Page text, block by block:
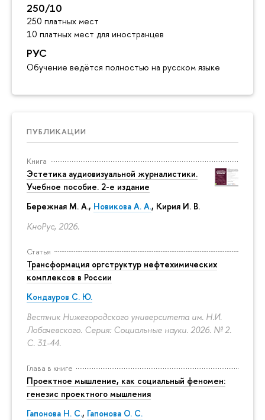
250/10
250 платных мест
10 платных мест для иностранцев
РУС
Обучение ведётся полностью на русском языке
ПУБЛИКАЦИИ
Книга
Эстетика аудиовизуальной журналистики.
Учебное пособие. 2-е издание
Бережная М. А., Новикова А. А., Кирия И. В.
КноРус, 2026.
Статья
Трансформация оргструктур нефтехимических
комплексов в России
Кондауров С. Ю.
Вестник Нижегородского университета им. Н.И.
Лобачевского. Серия: Социальные науки. 2026. № 2.
С. 31-44.
Глава в книге
Проектное мышление, как социальный феномен:
генезис проектного мышления
Гапонова Н. С., Гапонова О. С.